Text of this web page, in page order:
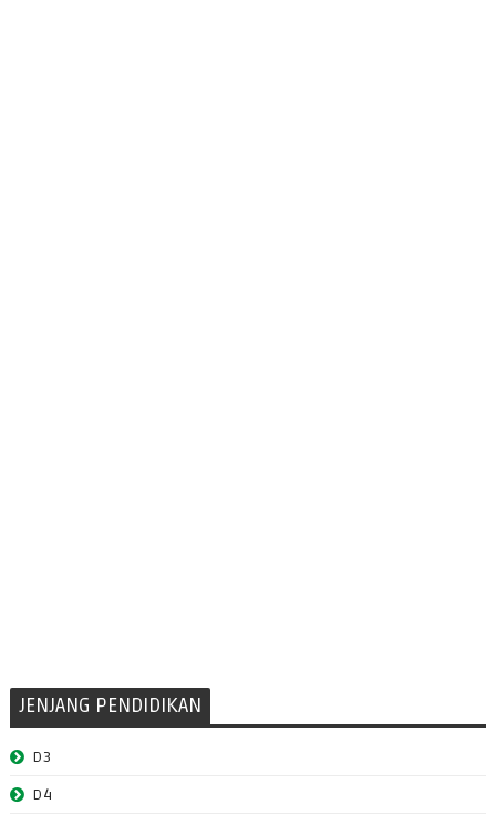
JENJANG PENDIDIKAN
D3
D4